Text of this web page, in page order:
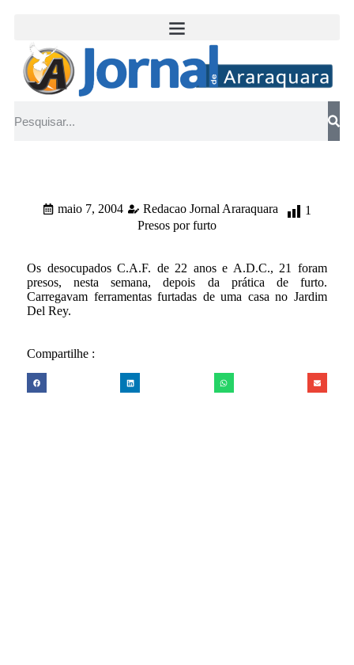
maio 7, 2004 Redacao Jornal Araraquara
1
Presos por furto
Os desocupados C.A.F. de 22 anos e A.D.C., 21 foram
presos, nesta semana, depois da prática de furto.
Carregavam ferramentas furtadas de uma casa no Jardim
Del Rey.
Compartilhe :